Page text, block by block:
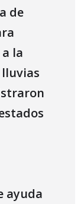
de
la
ayuda